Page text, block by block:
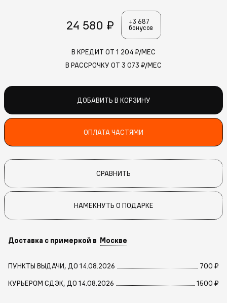
24 580 ₽
+3 687
бонусов
В КРЕДИТ ОТ 1 204 ₽/МЕС
В РАССРОЧКУ ОТ 3 073 ₽/МЕС
ДОБАВИТЬ В КОРЗИНУ
ОПЛАТА ЧАСТЯМИ
СРАВНИТЬ
НАМЕКНУТЬ О ПОДАРКЕ
Доставка с примеркой в Москве
ПУНКТЫ ВЫДАЧИ, ДО 14.08.2026
700 ₽
КУРЬЕРОМ СДЭК, ДО 14.08.2026
1500 ₽